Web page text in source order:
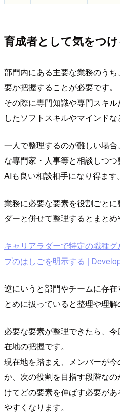
育成者として気をつ
部門内にある主要な業務のう
要か把握することが必要です。
その際に専門知識や専門スキ
したソフトスキルやマインドな
一人で整理するのが難しい場
な専門家・人事等と相談しつつ
AIも良い相談相手になり得ます。
業務に必要な要素を役割ごと
ダーと併せて整理するとまとめ
キャリアラダーで特定の職種
プのはしごを明示する |
逆にいうと部門やチームに存
とめに扱っていると整理や理解
必要な要素が整理できたら、
在地の把握です。
現在地を踏まえ、メンバーが
か、次の役割を目指す段階な
けてどの要素を伸ばす必要が
やすくなります。